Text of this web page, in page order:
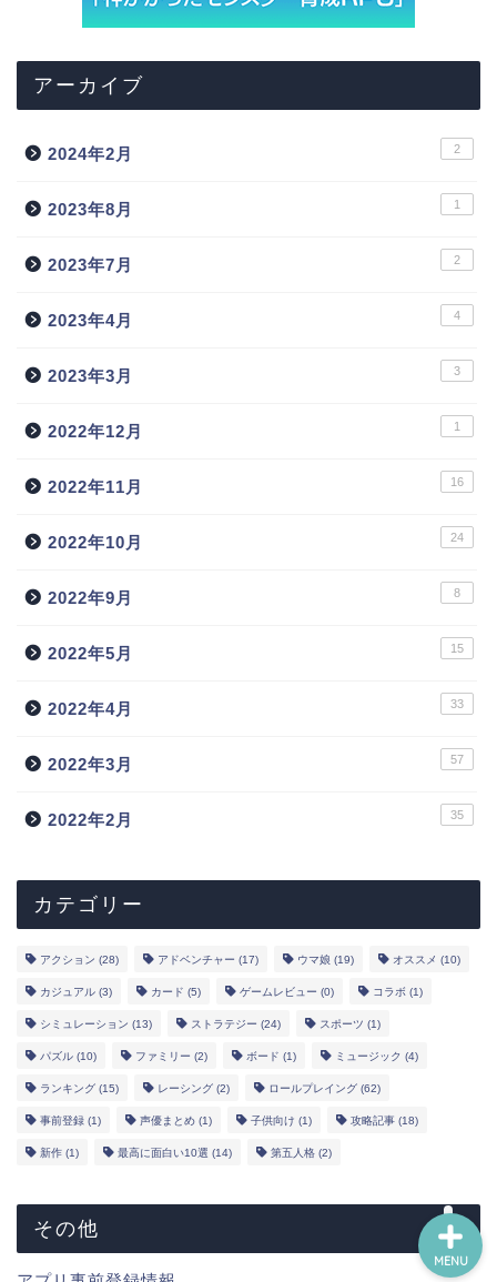
アーカイブ
2024年2月 2
2023年8月 1
2023年7月 2
2023年4月 4
2023年3月 3
2022年12月 1
2022年11月 16
2022年10月 24
2022年9月 8
2022年5月 15
2022年4月 33
2022年3月 57
2022年2月 35
カテゴリー
アクション (28) アドベンチャー (17) ウマ娘 (19) オススメ (10)
カジュアル (3) カード (5) ゲームレビュー (0) コラボ (1)
シミュレーション (13) ストラテジー (24) スポーツ (1)
パズル (10) ファミリー (2) ボード (1) ミュージック (4)
ランキング (15) レーシング (2) ロールプレイング (62)
事前登録 (1) 声優まとめ (1) 子供向け (1) 攻略記事 (18)
新作 (1) 最高に面白い10選 (14) 第五人格 (2)
その他
MENU
ランキング
事前登録